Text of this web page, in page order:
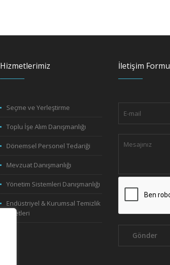
Hizmetlerimiz
Seçme ve Yerleştirme
Toplu İşe Alım Danışmanlığı
Dönemsel Personel Tedariği
Mevzuat Danışmanlığı
Yönetim Sistemleri Danışmanlığı
Endüstriyel & Kurumsal Temizlik
Hizmetleri
İletişim Formu